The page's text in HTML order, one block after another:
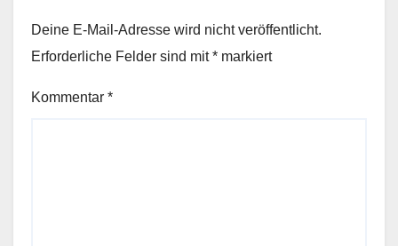
Deine E-Mail-Adresse wird nicht veröffentlicht.
Erforderliche Felder sind mit* markiert
Kommentar *